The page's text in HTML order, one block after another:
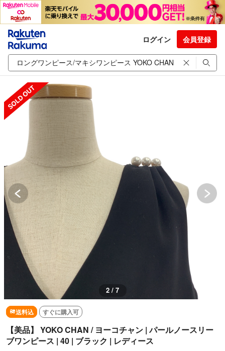
ログイン 会員登録
SOLD OUT
3 / 7
送料込 すぐに購入可
【美品】 YOKO CHAN / ヨーコチャン | パールノースリー
ブワンピース | 40 | ブラック | レディース